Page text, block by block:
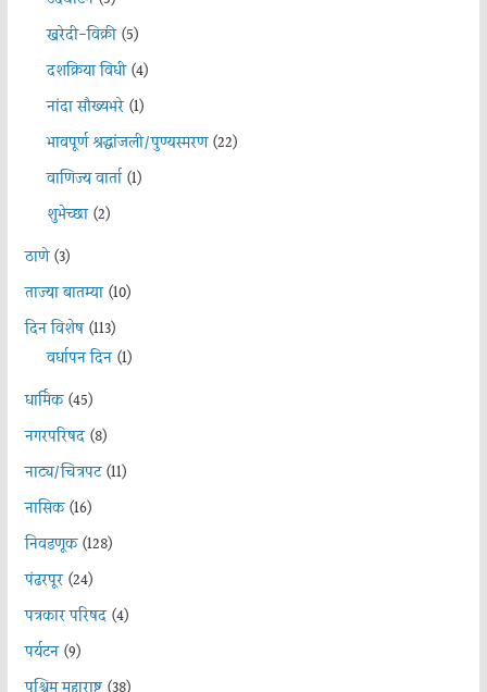
खरेदी-विक्री(5)
दशक्रिया विधी(4)
नांदा सौख्यभरे(1)
भावपूर्ण श्रद्धांजली/पुण्यस्मरण(22)
वाणिज्य वार्ता(1)
शुभेच्छा(2)
ठाणे(3)
ताज्या बातम्या(10)
दिन विशेष(113)
वर्धापन दिन(1)
धार्मिक(45)
नगरपरिषद(8)
नाट्य/चित्रपट(11)
नासिक(16)
निवडणूक(128)
पंढरपूर(24)
पत्रकार परिषद(4)
पर्यटन(9)